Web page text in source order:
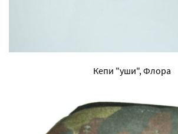
Кепи "уши", Флора